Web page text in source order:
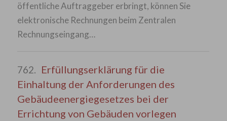
öffentliche Auftraggeber erbringt, können Sie
elektronische Rechnungen beim Zentralen
Rechnungseingang…
762. Erfüllungserklärung für die
Einhaltung der Anforderungen des
Gebäudeenergiegesetzes bei der
Errichtung von Gebäuden vorlegen